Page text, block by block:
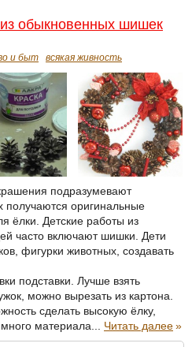
обыкновенных шишек
и быт всякая живность
подразумевают
получаются оригинальные
ёлки. Детские работы из
часто включают шишки. Дети
фигурки животных, создавать
подставки. Лучше взять
можно вырезать из картона.
сделать высокую ёлку,
материала... Читать далее»